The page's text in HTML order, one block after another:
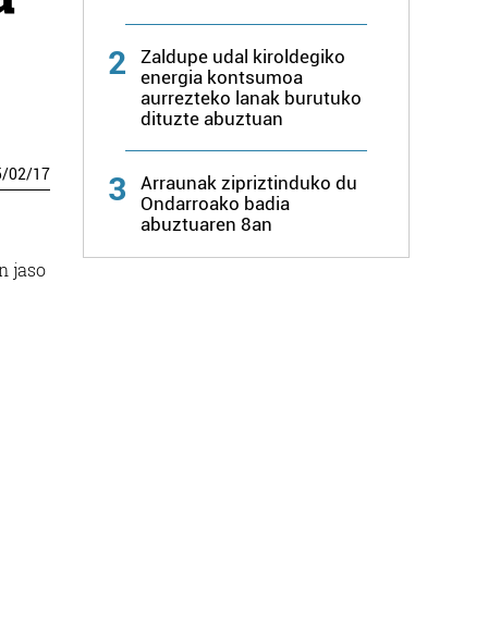
/02/17
jaso
2
Zaldupe udal kiroldegiko
energia kontsumoa
aurrezteko lanak burutuko
dituzte abuztuan
3
Arraunak zipriztinduko du
Ondarroako badia
abuztuaren 8an